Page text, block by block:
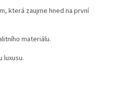
která zaujme hned na první
materiálu.
luxusu.